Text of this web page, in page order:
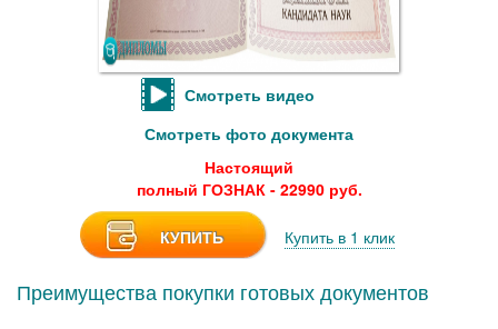
Смотреть видео
Смотреть фото документа
Настоящий
полный ГОЗНАК - 22990 руб.
КУПИТЬ Купить в 1 клик
Преимущества покупки готовых документов